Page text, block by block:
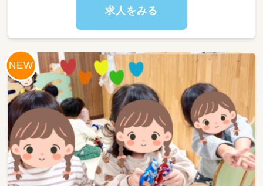
・保護者様への対応や連絡帳の作成
いて事務作業を行えます◎
職員室で、ゆったりコミュニケーションをと
っています🍪
求人をみる